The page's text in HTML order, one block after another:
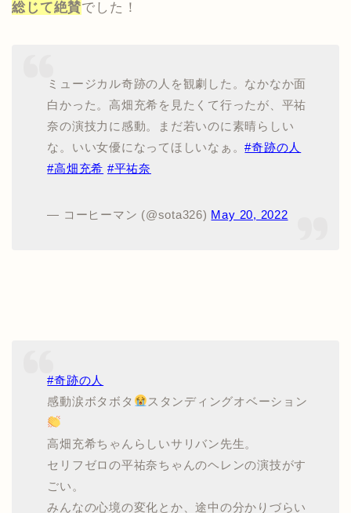
総じて絶賛でした！
ミュージカル奇跡の人を観劇した。なかなか面
白かった。高畑充希を見たくて行ったが、平祐
奈の演技力に感動。まだ若いのに素晴らしい
な。いい女優になってほしいなぁ。#奇跡の人
#高畑充希 #平祐奈
— コーヒーマン (@sota326) May 20, 2022
#奇跡の人
感動涙ボタボタ
スタンディングオベーション
高畑充希ちゃんらしいサリバン先生。
セリフゼロの平祐奈ちゃんのヘレンの演技がす
ごい。
みんなの心境の変化とか、途中の分かりづらい